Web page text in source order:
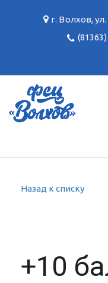
г. Волхов,
Назад к списку
+10